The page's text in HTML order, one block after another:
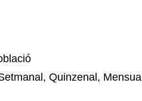
Quinzenal, Mensual